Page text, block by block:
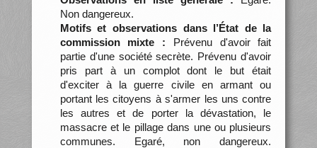
Non dangereux.
Motifs et observations dans l’État de la
commission mixte : Prévenu d'avoir fait
partie d'une société secrète. Prévenu d'avoir
pris part à un complot dont le but était
d'exciter à la guerre civile en armant ou
portant les citoyens à s'armer les uns contre
les autres et de porter la dévastation, le
massacre et le pillage dans une ou plusieurs
communes. Egaré, non dangereux.